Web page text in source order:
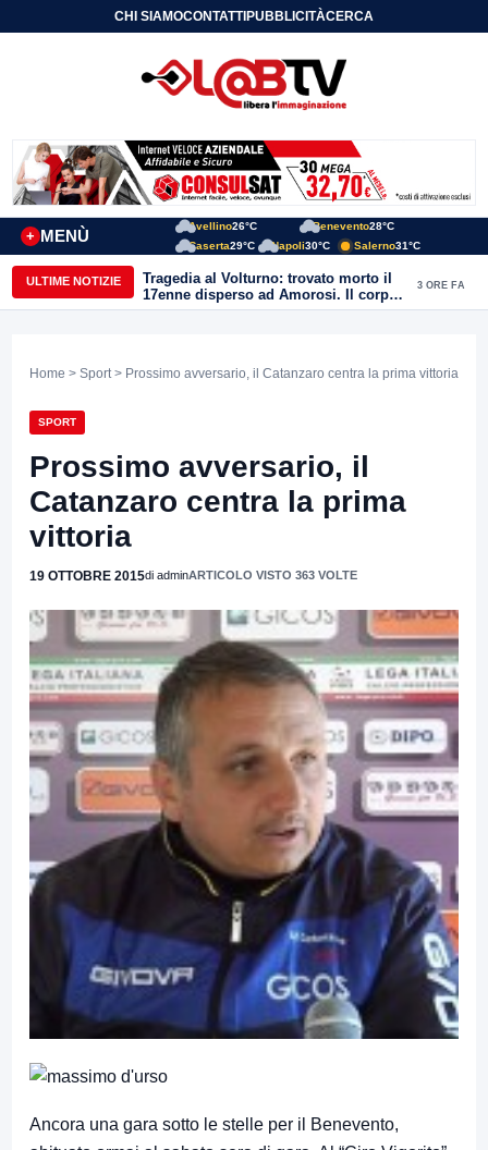
CHI SIAMOCONTATTIPUBBLICITÀCERCA
MENÙ
+
Avellino26°C Benevento28°C
Caserta29°C Napoli30°C Salerno31°C
ULTIME NOTIZIE
Tragedia al Volturno: trovato morto il
17enne disperso ad Amorosi. Il corpo
recuperato dai sommozzatori
3 ORE FA
Home > Sport > Prossimo avversario, il Catanzaro centra la prima vittoria
SPORT
Prossimo avversario, il
Catanzaro centra la prima
vittoria
19 OTTOBRE 2015di adminARTICOLO VISTO 363 VOLTE
Ancora una gara sotto le stelle per il Benevento,